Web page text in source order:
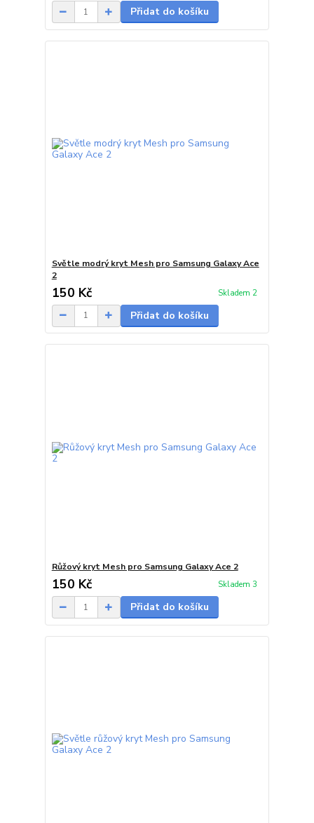
Přidat do košíku
Světle modrý kryt Mesh pro Samsung Galaxy Ace
2
150 Kč Skladem 2
Přidat do košíku
Růžový kryt Mesh pro Samsung Galaxy Ace 2
150 Kč Skladem 3
Přidat do košíku